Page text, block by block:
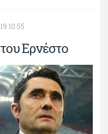
10:55
Ερνέστο